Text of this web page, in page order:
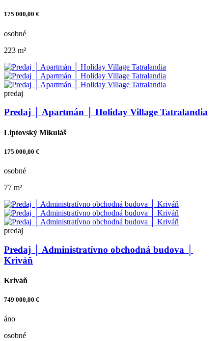
175 000,00 €
osobné
223 m²
predaj
Predaj │ Apartmán │ Holiday Village Tatralandia
Liptovský Mikuláš
175 000,00 €
osobné
77 m²
predaj
Predaj │ Administratívno obchodná budova │
Kriváň
Kriváň
749 000,00 €
áno
osobné